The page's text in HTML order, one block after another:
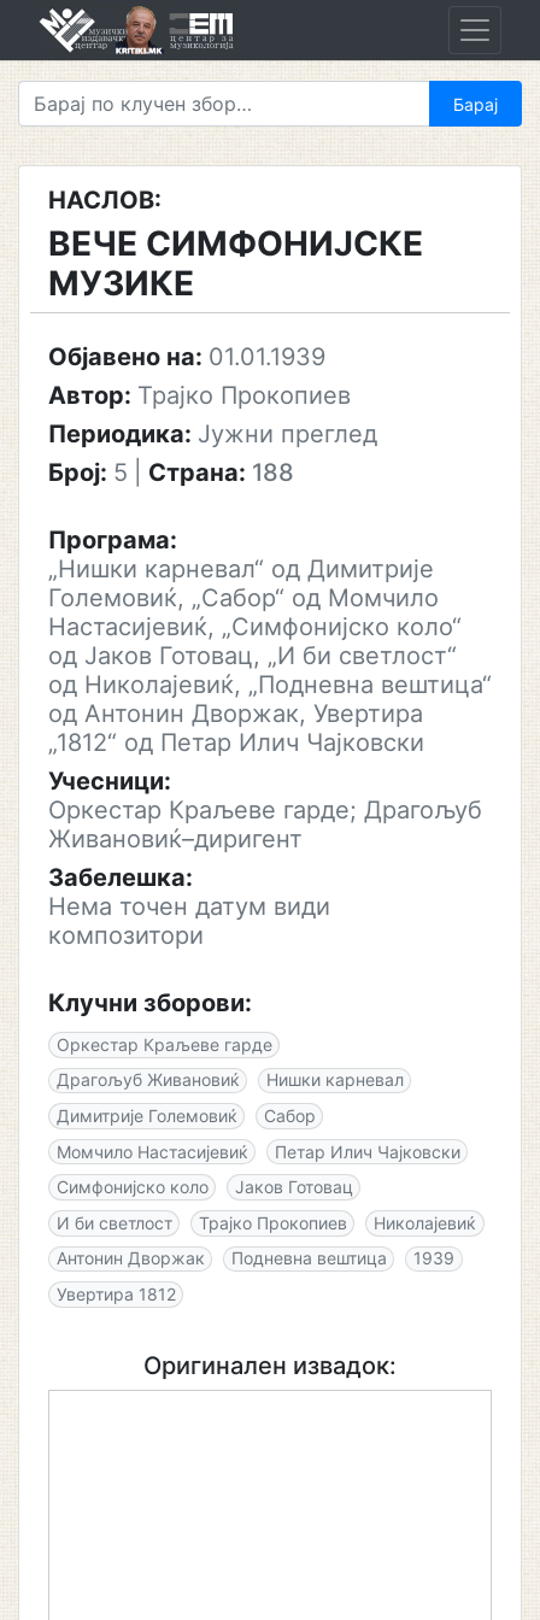
НАСЛОВ:
ВЕЧЕ СИМФОНИЈСКЕ
МУЗИКЕ
Објавено на: 01.01.1939
Автор: Трајко Прокопиев
Периодика: Јужни преглед
Број: 5 Страна: 188
Програма:
„Нишки карневал“ од Димитрије
Големовиќ, „Сабор“ од Момчило
Настасијевиќ, „Симфонијско коло“
од Јаков Готовац, „И би светлост“
од Николајевиќ, „Подневна вештица“
од Антонин Дворжак, Увертира
„1812“ од Петар Илич Чајковски
Учесници:
Оркестар Краљеве гарде; Драгољуб
Живановиќ–диригент
Забелешка:
Нема точен датум види
композитори
Клучни зборови:
Оркестар Краљеве гарде
Драгољуб Живановиќ
Нишки карневал
Димитрије Големовиќ
Сабор
Момчило Настасијевиќ
Петар Илич Чајковски
Симфонијско коло
Јаков Готовац
И би светлост
Трајко Прокопиев
Николајевиќ
Антонин Дворжак
Подневна вештица
1939
Увертира 1812
Оригинален извадок: